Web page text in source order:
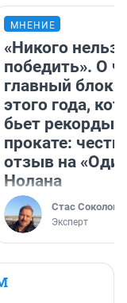
МНЕНИЕ
«Никого нельзя
победить». О
главный
этого года,
бьет рекорды в
прокате:
отзыв на
Нолана
Стас Соколов
Эксперт